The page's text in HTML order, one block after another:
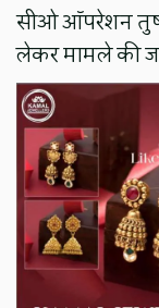
सीओ ऑपरेशन
लेकर मामले की